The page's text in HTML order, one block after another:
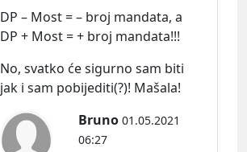
DP – Most = – broj mandata, a
DP + Most = + broj mandata!!!
No, svatko će sigurno sam biti
jak i sam pobijediti(?)! Mašala!
Bruno 01.05.2021
06:27